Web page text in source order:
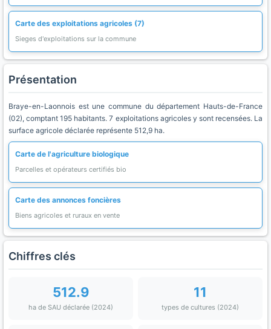
Carte des exploitations agricoles (7)
Sieges d'exploitations sur la commune
Présentation
Braye-en-Laonnois est une commune du département Hauts-de-France
(02), comptant 195 habitants. 7 exploitations agricoles y sont recensées. La
surface agricole déclarée représente 512,9 ha.
Carte de l'agriculture biologique
Parcelles et opérateurs certifiés bio
Carte des annonces foncières
Biens agricoles et ruraux en vente
Chiffres clés
512.9
ha de SAU déclarée (2024)
11
types de cultures (2024)